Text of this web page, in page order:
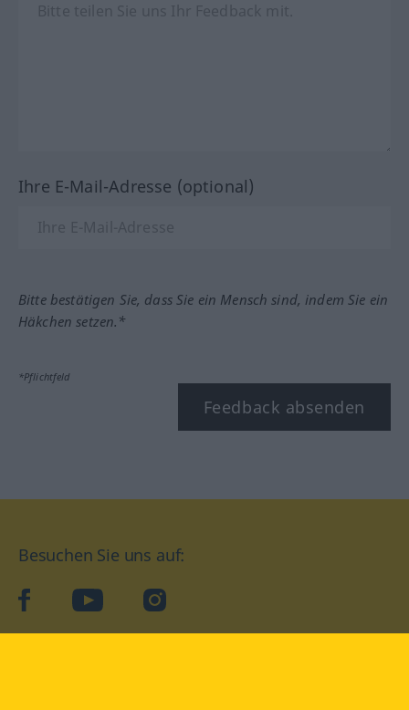
Ihre E-Mail-Adresse (optional)
Bitte bestätigen Sie, dass Sie ein Mensch sind, indem Sie ein
Häkchen setzen.*
*Pflichtfeld
Feedback absenden
Besuchen Sie uns auf:
facebookYouTube Instagram